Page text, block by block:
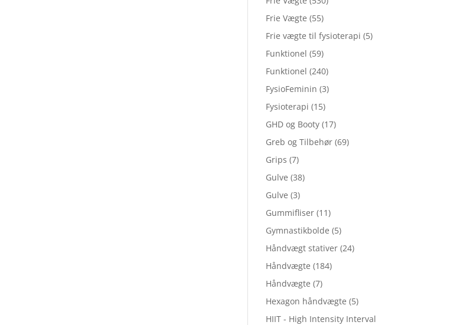
Frie Vægte (55)
Frie vægte til fysioterapi (5)
Funktionel (59)
Funktionel (240)
FysioFeminin (3)
Fysioterapi (15)
GHD og Booty (17)
Greb og Tilbehør (69)
Grips (7)
Gulve (38)
Gulve (3)
Gummifliser (11)
Gymnastikbolde (5)
Håndvægt stativer (24)
Håndvægte (184)
Håndvægte (7)
Hexagon håndvægte (5)
HIIT - High Intensity Interval